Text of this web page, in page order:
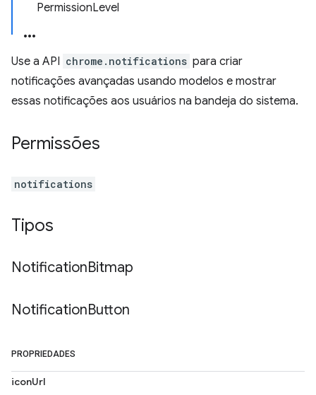
PermissionLevel
Use a API chrome.notifications para criar
notificações avançadas usando modelos e mostrar
essas notificações aos usuários na bandeja do sistema.
Permissões
notifications
Tipos
NotificationBitmap
NotificationButton
PROPRIEDADES
iconUrl